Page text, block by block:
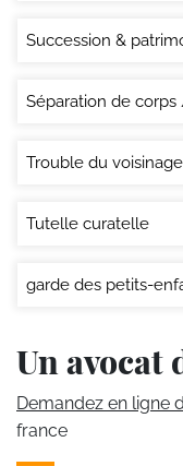
Succession &
Séparation de
Trouble du voisinage
Tutelle curatelle
garde des petits-
Un avocat
Demandez en ligne
france